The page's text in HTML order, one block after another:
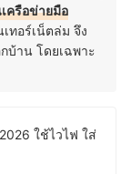
ครือข่ายมือ
ทอร์เน็ตล่ม จึง
บ้าน โดยเฉพาะ
ใช้ไวไฟ ใส่